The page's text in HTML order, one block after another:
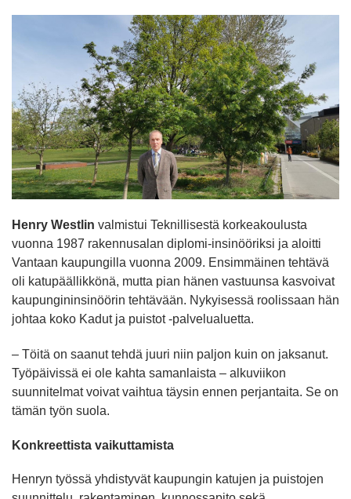
Henry Westlin valmistui Teknillisestä korkeakoulusta
vuonna 1987 rakennusalan diplomi-insinööriksi ja aloitti
Vantaan kaupungilla vuonna 2009. Ensimmäinen tehtävä
oli katupäällikkönä, mutta pian hänen vastuunsa kasvoivat
kaupungininsinöörin tehtävään. Nykyisessä roolissaan hän
johtaa koko Kadut ja puistot -palvelualuetta.
– Töitä on saanut tehdä juuri niin paljon kuin on jaksanut.
Työpäivissä ei ole kahta samanlaista – alkuviikon
suunnitelmat voivat vaihtua täysin ennen perjantaita. Se on
tämän työn suola.
Konkreettista vaikuttamista
Henryn työssä yhdistyvät kaupungin katujen ja puistojen